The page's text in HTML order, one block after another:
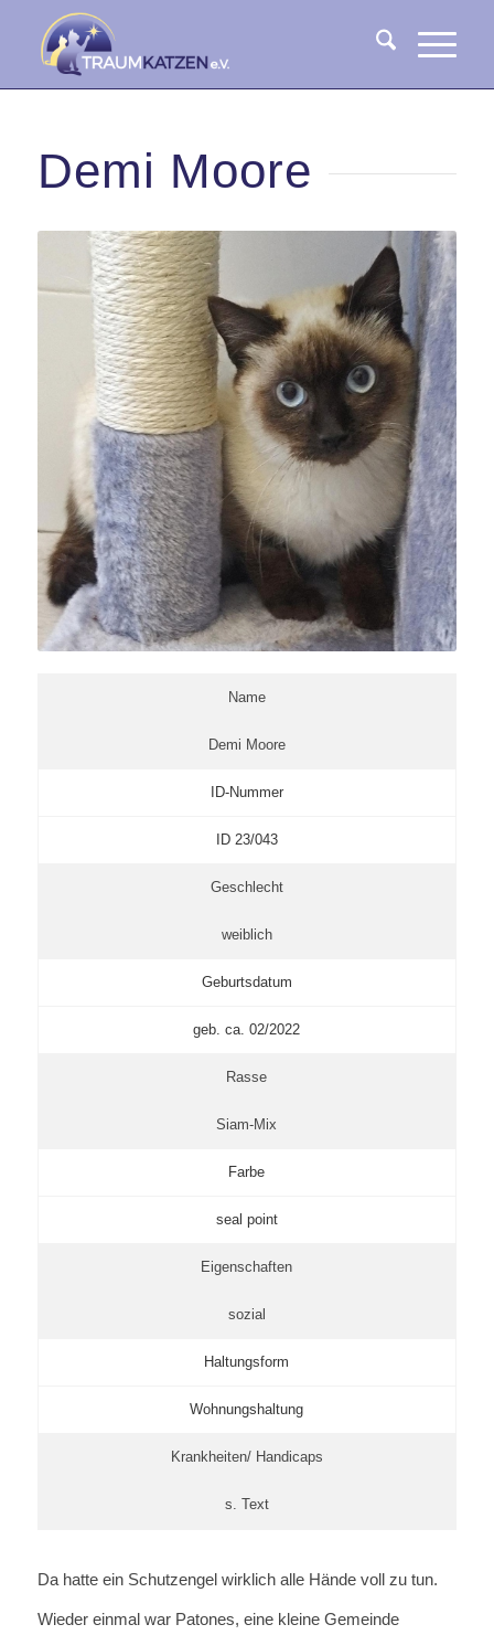
Demi Moore
Name
Demi Moore
ID-Nummer
ID 23/043
Geschlecht
weiblich
Geburtsdatum
geb. ca. 02/2022
Rasse
Siam-Mix
Farbe
seal point
Eigenschaften
sozial
Haltungsform
Wohnungshaltung
Krankheiten/ Handicaps
s. Text
Da hatte ein Schutzengel wirklich alle Hände voll zu tun.
Wieder einmal war Patones, eine kleine Gemeinde